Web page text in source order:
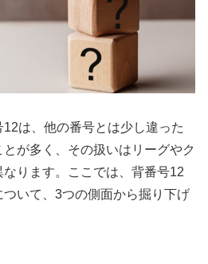
は、他の番号とは少し違った
が多く、その扱いはリーグやク
ります。ここでは、背番号12
いて、3つの側面から掘り下げ